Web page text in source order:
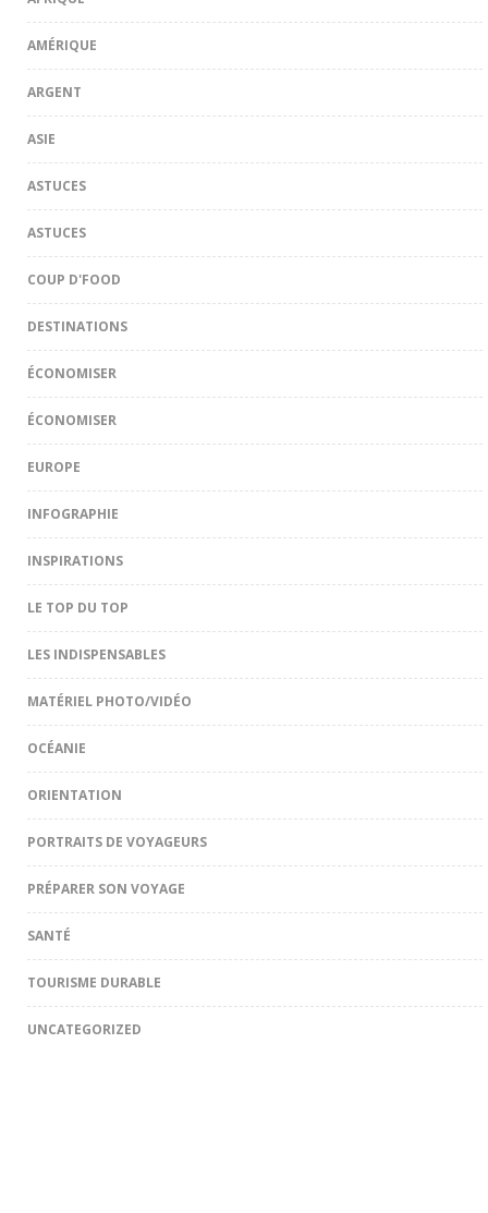
AMÉRIQUE
ARGENT
ASIE
ASTUCES
ASTUCES
COUP D'FOOD
DESTINATIONS
ÉCONOMISER
ÉCONOMISER
EUROPE
INFOGRAPHIE
INSPIRATIONS
LE TOP DU TOP
LES INDISPENSABLES
MATÉRIEL PHOTO/VIDÉO
OCÉANIE
ORIENTATION
PORTRAITS DE VOYAGEURS
PRÉPARER SON VOYAGE
SANTÉ
TOURISME DURABLE
UNCATEGORIZED